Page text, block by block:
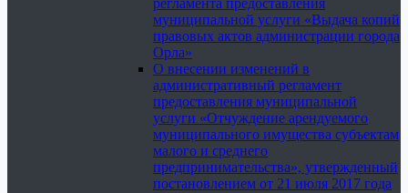
регламента предоставления
муниципальной услуги «Выдача копий
правовых актов администрации города
Орла»
О внесении изменений в
административный регламент
предоставления муниципальной
услуги «Отчуждение арендуемого
муниципального имущества субъектам
малого и среднего
предпринимательства», утвержденный
постановлением от 21 июля 2017 года